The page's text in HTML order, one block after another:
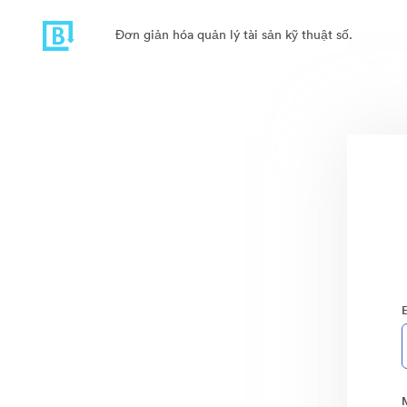
Đơn giản hóa quản lý tài sản kỹ thuật số.